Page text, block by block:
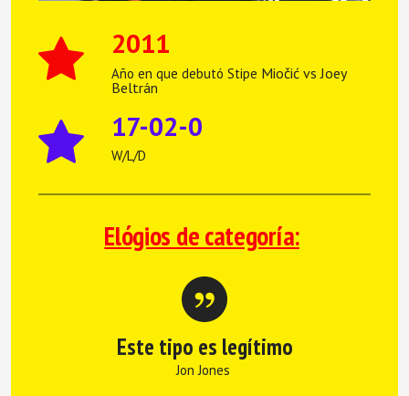
2011
Año en que debutó Stipe Miočić vs Joey
Beltrán
17-02-0
W/L/D
Elógios de categoría:
Este tipo es legítimo
Jon Jones